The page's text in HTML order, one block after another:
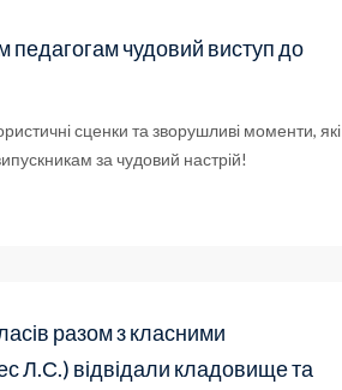
педагогам чудовий виступ до
сценки та зворушливі моменти, які
за чудовий настрій!
разом з класними
Л.С.) відвідали кладовище та